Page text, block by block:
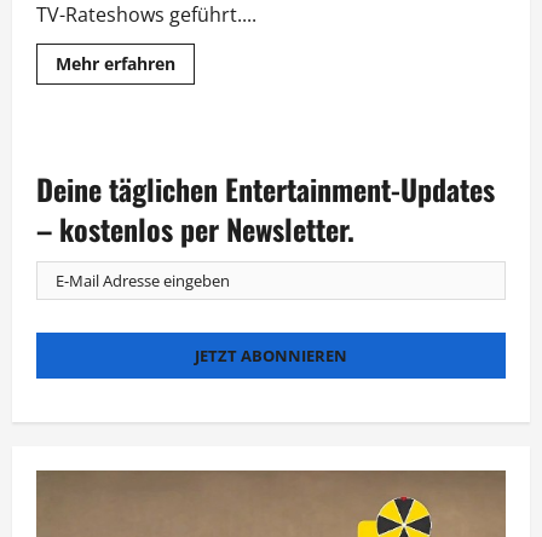
TV-Rateshows geführt....
Mehr erfahrenMehr
Informationen
Kerner,
Jauch
Cantz
Deine täglichen Entertainment-Updates
– kostenlos per Newsletter.